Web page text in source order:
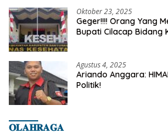
Oktober 23, 2025
Geger!!!! Orang Yang
Bupati Cilacap Bidang
Agustus 4, 2025
Ariando Anggara:
Politik!
𝐎𝐋𝐀𝐇𝐑𝐀𝐆𝐀